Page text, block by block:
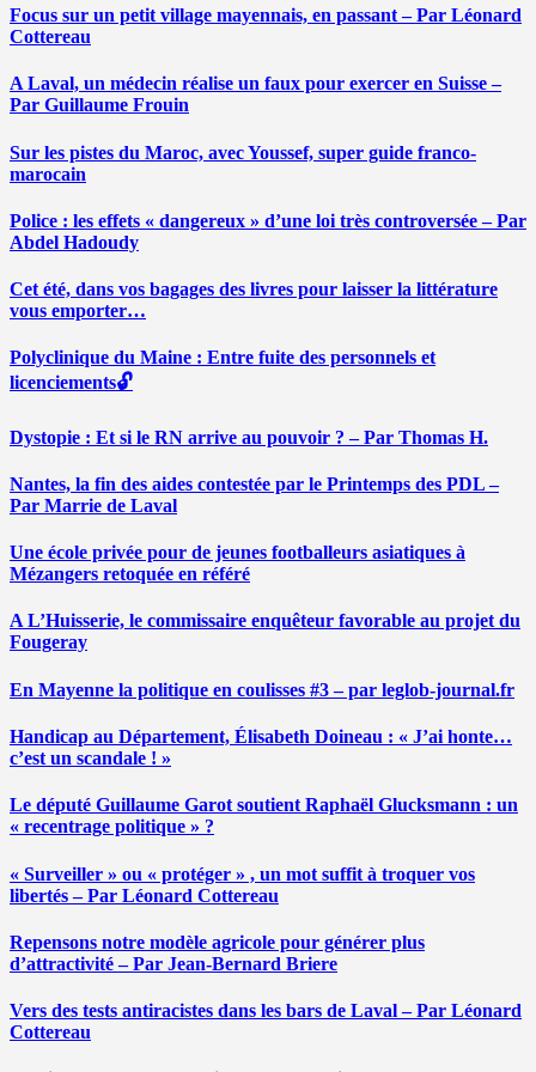
Focus sur un petit village mayennais, en passant – Par Léonard
Cottereau
A Laval, un médecin réalise un faux pour exercer en Suisse –
Par Guillaume Frouin
Sur les pistes du Maroc, avec Youssef, super guide franco-
marocain
Police : les effets « dangereux » d’une loi très controversée – Par
Abdel Hadoudy
Cet été, dans vos bagages des livres pour laisser la littérature
vous emporter…
Polyclinique du Maine : Entre fuite des personnels et
licenciements🔓
Dystopie : Et si le RN arrive au pouvoir ? – Par Thomas H.
Nantes, la fin des aides contestée par le Printemps des PDL –
Par Marrie de Laval
Une école privée pour de jeunes footballeurs asiatiques à
Mézangers retoquée en référé
A L’Huisserie, le commissaire enquêteur favorable au projet du
Fougeray
En Mayenne la politique en coulisses #3 – par leglob-journal.fr
Handicap au Département, Élisabeth Doineau : « J’ai honte…
c’est un scandale ! »
Le député Guillaume Garot soutient Raphaël Glucksmann : un
« recentrage politique » ?
« Surveiller » ou « protéger » , un mot suffit à troquer vos
libertés – Par Léonard Cottereau
Repensons notre modèle agricole pour générer plus
d’attractivité – Par Jean-Bernard Briere
Vers des tests antiracistes dans les bars de Laval – Par Léonard
Cottereau